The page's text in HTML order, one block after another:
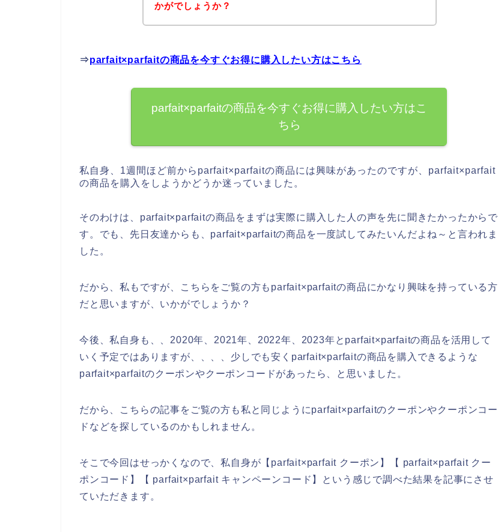
かがでしょうか？
⇒parfait×parfaitの商品を今すぐお得に購入したい方はこちら
parfait×parfaitの商品を今すぐお得に購入したい方はこ
ちら
私自身、1週間ほど前からparfait×parfaitの商品には興味があったのですが、parfait×parfait
の商品を購入をしようかどうか迷っていました。
そのわけは、parfait×parfaitの商品をまずは実際に購入した人の声を先に聞きたかったからで
す。でも、先日友達からも、parfait×parfaitの商品を一度試してみたいんだよね～と言われま
した。
だから、私もですが、こちらをご覧の方もparfait×parfaitの商品にかなり興味を持っている方
だと思いますが、いかがでしょうか？
今後、私自身も、、2020年、2021年、2022年、2023年とparfait×parfaitの商品を活用して
いく予定ではありますが、、、、少しでも安くparfait×parfaitの商品を購入できるような
parfait×parfaitのクーポンやクーポンコードがあったら、と思いました。
だから、こちらの記事をご覧の方も私と同じようにparfait×parfaitのクーポンやクーポンコー
ドなどを探しているのかもしれません。
そこで今回はせっかくなので、私自身が【parfait×parfait クーポン】【 parfait×parfait クー
ポンコード】【 parfait×parfait キャンペーンコード】という感じで調べた結果を記事にさせ
ていただきます。